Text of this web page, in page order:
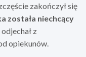
zakończył się
została niechcący
z
opiekunów.